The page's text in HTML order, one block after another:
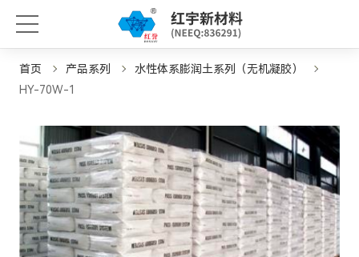
首页 产品系列
水性体系膨润土系列（无机凝胶）
HY-70W-1